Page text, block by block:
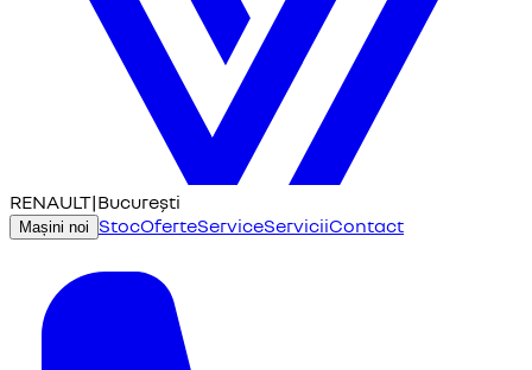
RENAULT|București
Mașini noi StocOferteServiceServiciiContact